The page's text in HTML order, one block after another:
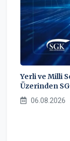
Yerli ve Milli
Üzerinden
06.08.2026